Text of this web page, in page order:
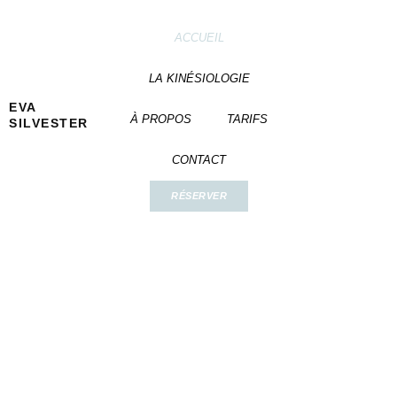
EVA
SILVESTER
ACCUEIL
LA KINÉSIOLOGIE
À PROPOS TARIFS
CONTACT
RÉSERVER